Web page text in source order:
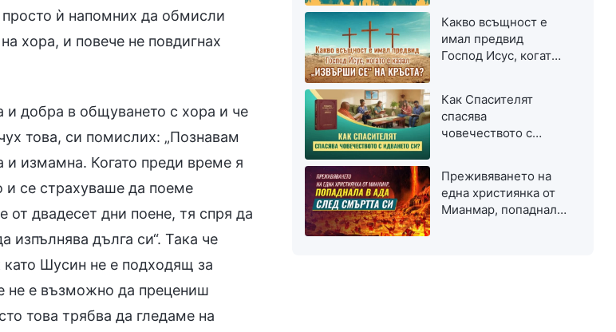
ѝ напомних да обмисли
хора, и повече не повдигнах
добра в общуването с хора и че
това, си помислих: „Познавам
и измамна. Когато преди време я
и се страхуваше да поеме
от двадесет дни поене, тя спря да
дълга си“. Така че
като Шусин не е подходящ за
не е възможно да прецениш
това трябва да гледаме на
Какво всъщност е
имал предвид
Господ Исус, когато
Как Спасителят
спасява
човечеството с
Преживяването на
една християнка от
Мианмар, попаднала